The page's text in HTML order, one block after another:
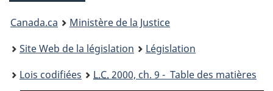
You
are
here:
Canada.ca
Ministère de la Justice
Site Web de la législation
Législation
Lois codifiées
L.C. 2000, ch. 9 - Table des matières